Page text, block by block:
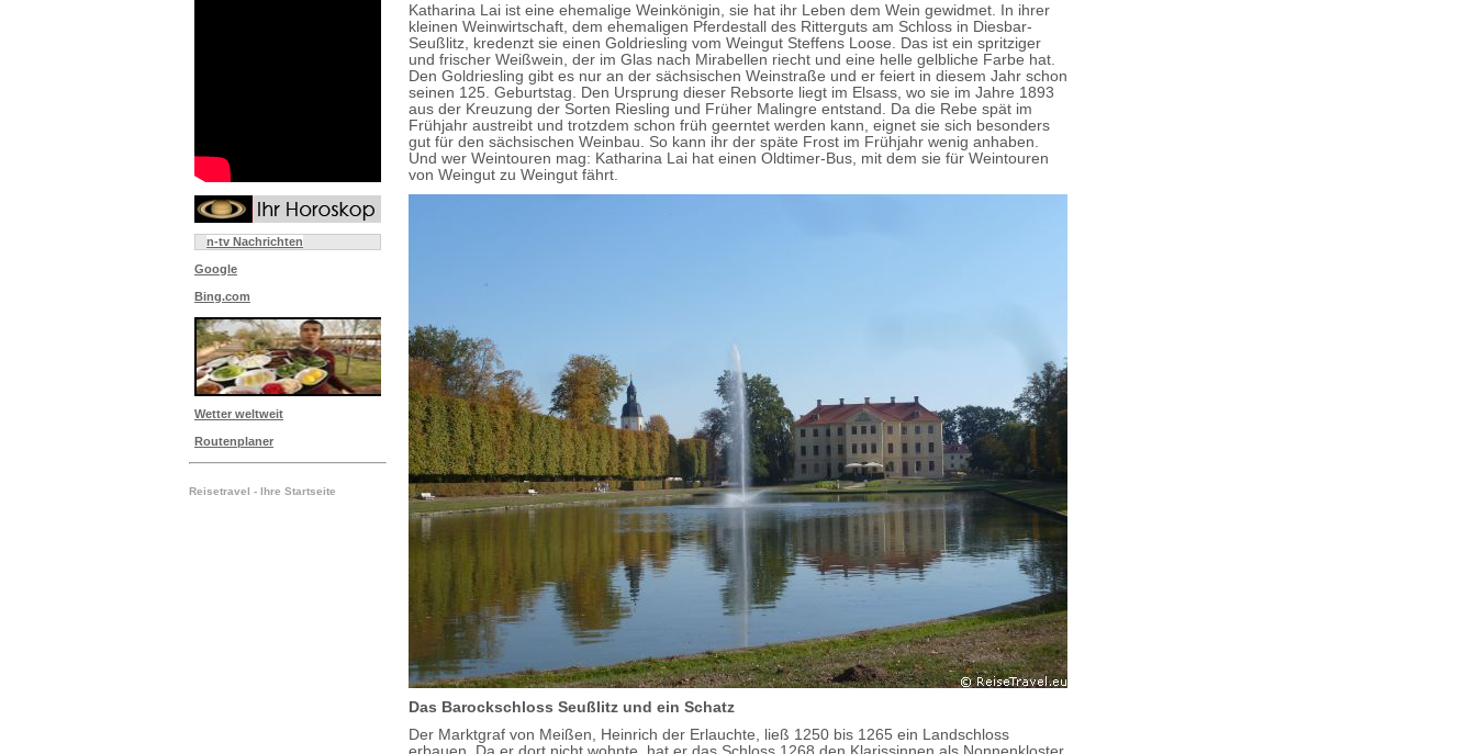
Katharina Lai ist eine ehemalige Weinkönigin, sie hat ihr Leben dem Wein gewidmet. In ihrer
kleinen Weinwirtschaft, dem ehemaligen Pferdestall des Ritterguts am Schloss in Diesbar-
Seußlitz, kredenzt sie einen Goldriesling vom Weingut Steffens Loose. Das ist ein spritziger
und frischer Weißwein, der im Glas nach Mirabellen riecht und eine helle gelbliche Farbe hat.
Den Goldriesling gibt es nur an der sächsischen Weinstraße und er feiert in diesem Jahr schon
seinen 125. Geburtstag. Den Ursprung dieser Rebsorte liegt im Elsass, wo sie im Jahre 1893
aus der Kreuzung der Sorten Riesling und Früher Malingre entstand. Da die Rebe spät im
Frühjahr austreibt und trotzdem schon früh geerntet werden kann, eignet sie sich besonders
gut für den sächsischen Weinbau. So kann ihr der späte Frost im Frühjahr wenig anhaben.
Und wer Weintouren mag: Katharina Lai hat einen Oldtimer-Bus, mit dem sie für Weintouren
von Weingut zu Weingut fährt.
Das Barockschloss Seußlitz und ein Schatz
Der Marktgraf von Meißen, Heinrich der Erlauchte, ließ 1250 bis 1265 ein Landschloss
n-tv Nachrichten
Google
Bing.com
Wetter weltweit
Routenplaner
Reisetravel - Ihre Startseite